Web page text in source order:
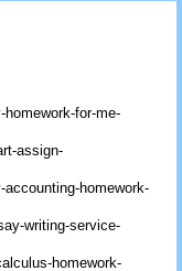
for-me-
assign-
homework-
writing-service-
homework-